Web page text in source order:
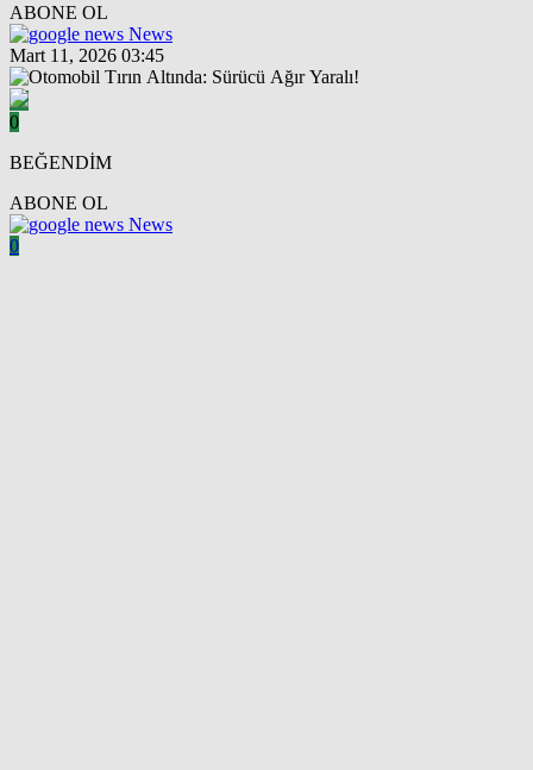
ABONE OL
News
Mart 11, 2026 03:45
0
BEĞENDİM
ABONE OL
News
0